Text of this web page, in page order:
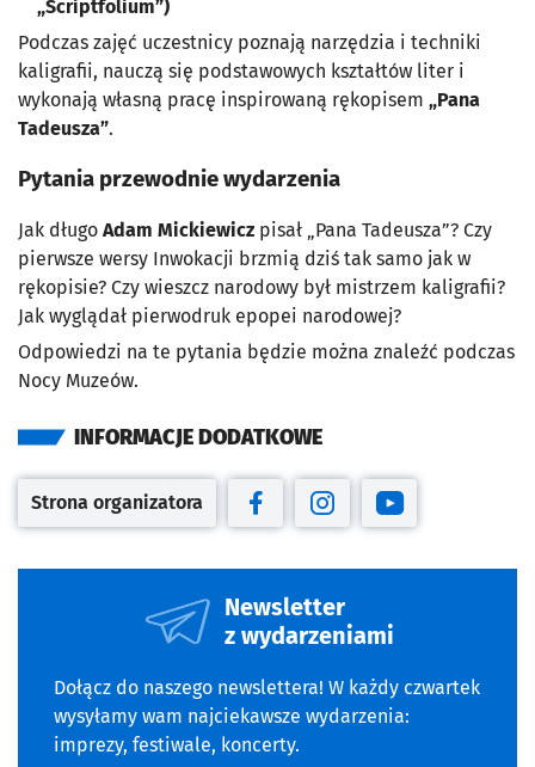
„Scriptfolium”)
Podczas zajęć uczestnicy poznają narzędzia i techniki
kaligrafii, nauczą się podstawowych kształtów liter i
wykonają własną pracę inspirowaną rękopisem „Pana
Tadeusza”.
Pytania przewodnie wydarzenia
Jak długo Adam Mickiewicz pisał „Pana Tadeusza”? Czy
pierwsze wersy Inwokacji brzmią dziś tak samo jak w
rękopisie? Czy wieszcz narodowy był mistrzem kaligrafii?
Jak wyglądał pierwodruk epopei narodowej?
Odpowiedzi na te pytania będzie można znaleźć podczas
Nocy Muzeów.
INFORMACJE DODATKOWE
Otwiera się w nowej karcie
Strona organizatora
Otwiera się w nowej karcie
Otwiera się w nowej
Otwiera się w
Newsletter
z wydarzeniami
Dołącz do naszego newslettera! W każdy czwartek
wysyłamy wam najciekawsze wydarzenia:
imprezy, festiwale, koncerty.